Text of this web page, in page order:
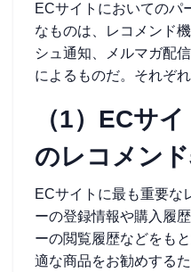
ECサイトにおいてのパ
なものは、レコメンド
シュ通知、メルマガ配
によるものだ。それぞ
（1）ECサ
のレコメン
ECサイトに最も重要な
ーの登録情報や購入履
ーの閲覧履歴などをも
適な商品をお勧めする